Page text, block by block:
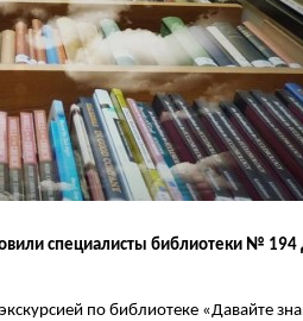
специалисты библиотеки №
по библиотеке «Давайте